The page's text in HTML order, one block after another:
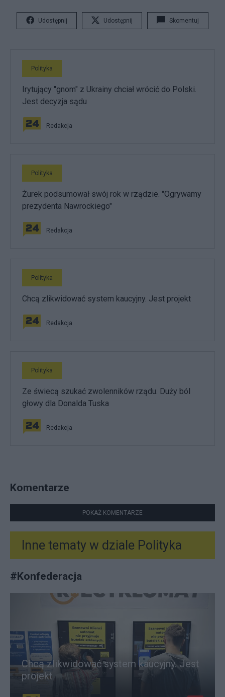
Udostępnij Udostępnij Skomentuj
Polityka
Irytujący "gnom" z Ukrainy chciał wrócić do Polski.
Jest decyzja sądu
Redakcja
Polityka
Żurek podsumował swój rok w rządzie. "Ogrywamy
prezydenta Nawrockiego"
Redakcja
Polityka
Chcą zlikwidować system kaucyjny. Jest projekt
Redakcja
Polityka
Ze świecą szukać zwolenników rządu. Duży ból
głowy dla Donalda Tuska
Redakcja
Komentarze
POKAŻ KOMENTARZE
Inne tematy w dziale Polityka
#Konfederacja
Chcą zlikwidować system kaucyjny. Jest
projekt